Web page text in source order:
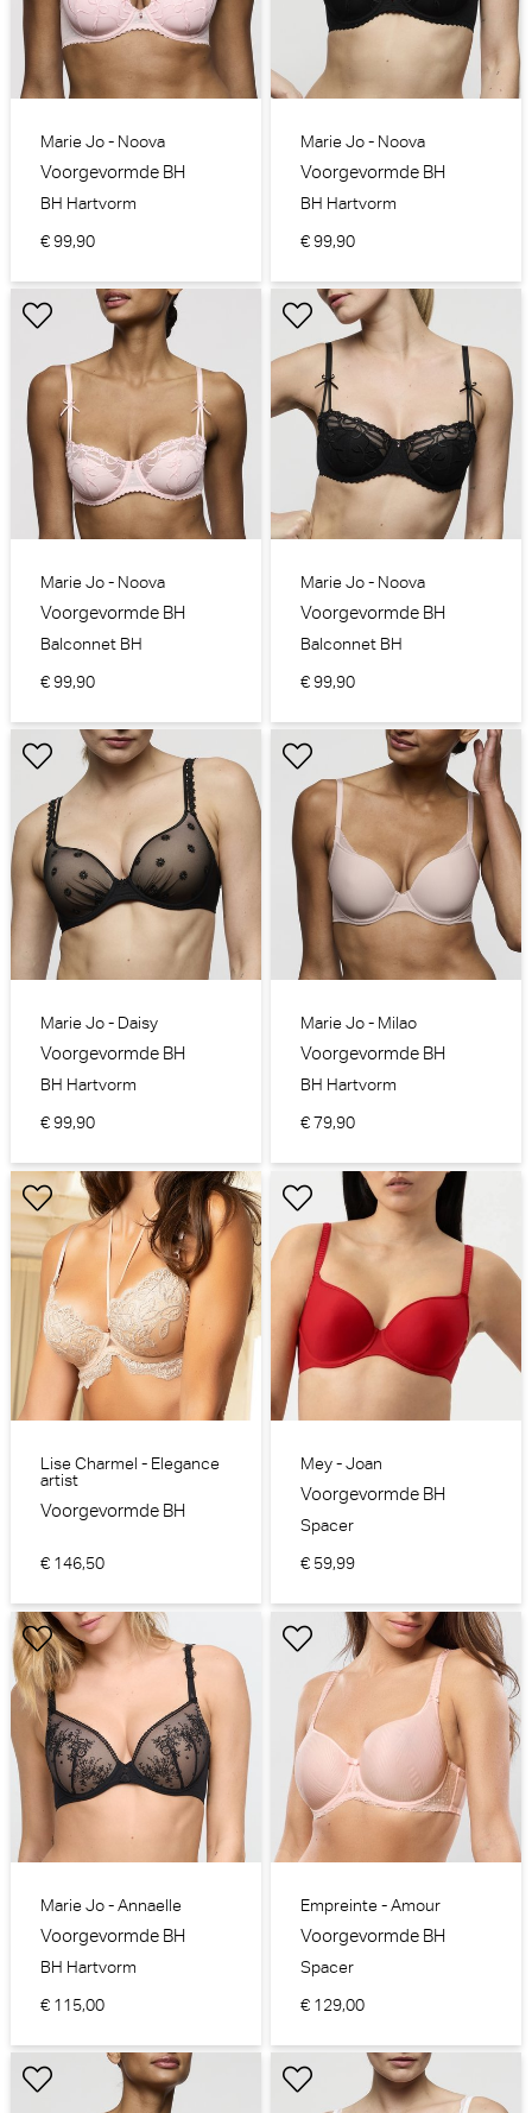
Marie Jo - Noova
Voorgevormde BH
BH Hartvorm
€ 99,90
Marie Jo - Noova
Voorgevormde BH
BH Hartvorm
€ 99,90
Marie Jo - Noova
Voorgevormde BH
Balconnet BH
€ 99,90
Marie Jo - Noova
Voorgevormde BH
Balconnet BH
€ 99,90
Marie Jo - Daisy
Voorgevormde BH
BH Hartvorm
€ 99,90
Marie Jo - Milao
Voorgevormde BH
BH Hartvorm
€ 79,90
Lise Charmel - Elegance
artist
Voorgevormde BH
€ 146,50
Mey - Joan
Voorgevormde BH
Spacer
€ 59,99
Marie Jo - Annaelle
Voorgevormde BH
BH Hartvorm
€ 115,00
Empreinte - Amour
Voorgevormde BH
Spacer
€ 129,00